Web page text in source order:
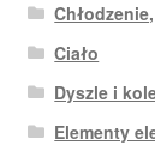
Ciało
Dyszle i
Elementy